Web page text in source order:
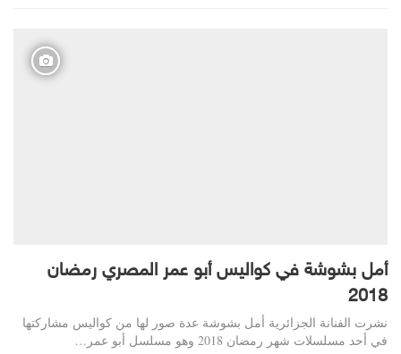
أمل بشوشة في كواليس أبو عمر المصري رمضان
2018
نشرت الفنانة الجزائرية أمل بشوشة عدة صور لها من كواليس مشاركتها
في أحد مسلسلات شهر رمضان 2018 وهو مسلسل أبو عمر…